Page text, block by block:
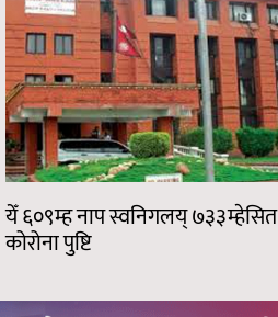
येँ ६०९म्ह नाप स्वनिगलय् ७३३म्हेसित
कोरोना पुष्टि